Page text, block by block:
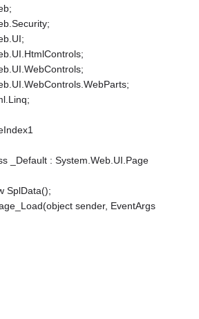
_Default : System.Web.UI.Page
SplData();
sender, EventArgs